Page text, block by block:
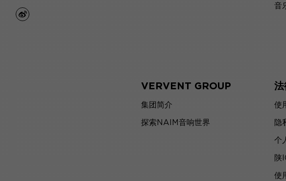
weibo
音
VERVENT GROUP
集团简介
探索NAIM音响世界
法
使
隐
个
陕
使